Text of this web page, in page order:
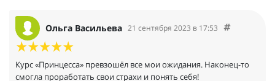
Ольга Васильева 21 сентября 2023 в 17:53
Курс «Принцесса» превзошёл все мои ожидания. Наконец-то
смогла проработать свои страхи и понять себя!